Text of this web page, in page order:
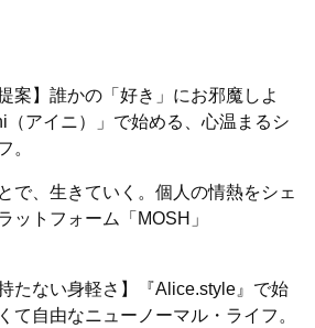
案】誰かの「好き」にお邪魔しよ
（アイニ）」で始める、心温まるシ
。
で、生きていく。個人の情熱をシェ
ットフォーム「MOSH」
持たない身軽さ】『Alice.style』で始
て自由なニューノーマル・ライフ。